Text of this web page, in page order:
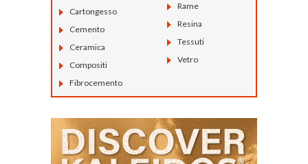
Cartongesso
Cemento
Ceramica
Compositi
Fibrocemento
Rame
Resina
Tessuti
Vetro